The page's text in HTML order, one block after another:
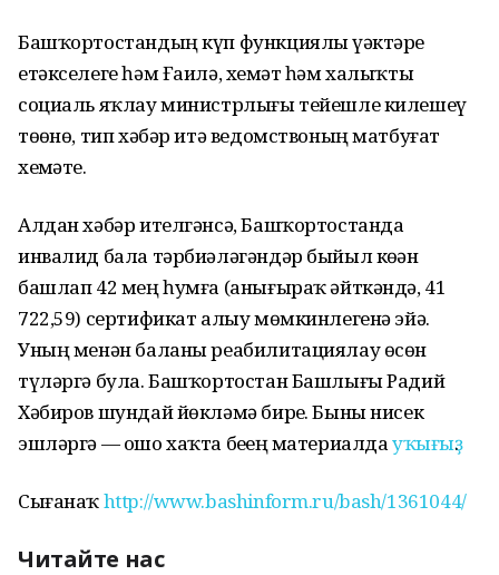
Башҡортостандың күп функциялы үҙәктәре
етәкселеге һәм Ғаилә, хеҙмәт һәм халыҡты
социаль яҡлау министрлығы тейешле килешеү
төҙөнө, тип хәбәр итә ведомствоның матбуғат
хеҙмәте.
Алдан хәбәр ителгәнсә, Башҡортостанда
инвалид бала тәрбиәләгәндәр быйыл көҙҙән
башлап 42 мең һумға (анығыраҡ әйткәндә, 41
722,59) сертификат алыу мөмкинлегенә эйә.
Уның менән баланы реабилитациялау өсөн
түләргә була. Башҡортостан Башлығы Радий
Хәбиров шундай йөкләмә бирҙе. Быны нисек
эшләргә — ошо хаҡта беҙҙең материалдауҡығыҙ.
Сығанаҡhttp://www.bashinform.ru/bash/1361044/
Читайте нас